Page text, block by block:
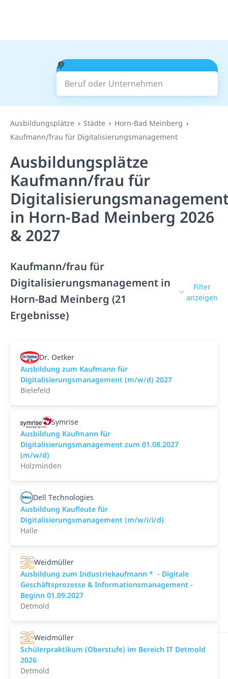
Beruf oder Unternehmen
Suchen
Ausbildungsplätze Städte
Horn-Bad Meinberg
Kaufmann/frau für Digitalisierungsmanagement
Ausbildungsplätze
Kaufmann/frau für
in Horn-Bad Meinberg 2026
& 2027
Kaufmann/frau für
Digitalisierungsmanagement in
Horn-Bad Meinberg (21
Ergebnisse)
Filter
anzeigen
Dr. Oetker
Ausbildung zum Kaufmann für
Digitalisierungsmanagement (m/w/d) 2027
Bielefeld
Symrise
Ausbildung Kaufmann für
Digitalisierungsmanagement zum 01.08.2027
(m/w/d)
Holzminden
Dell Technologies
Ausbildung Kaufleute für
Digitalisierungsmanagement (m/w/i/i/d)
Halle
Weidmüller
Ausbildung zum Industriekaufmann * ​ - Digitale
Geschäftsprozesse & Informationsmanagement -
Beginn 01.09.2027
Detmold
Weidmüller
Schülerpraktikum (Oberstufe) im Bereich IT Detmold
2026
Detmold